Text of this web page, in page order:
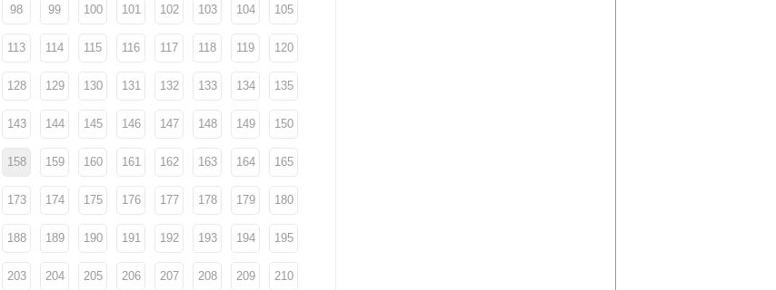
98 99 100 101 102 103 104 105
113 114 115 116 117 118 119 120
128 129 130 131 132 133 134 135
143 144 145 146 147 148 149 150
158 159 160 161 162 163 164 165
173 174 175 176 177 178 179 180
188 189 190 191 192 193 194 195
203 204 205 206 207 208 209 210